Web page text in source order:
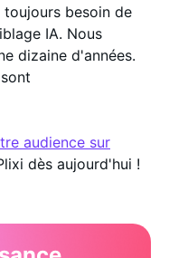
toujours besoin de
IA. Nous
dizaine d'années.
audience sur
dès aujourd'hui !